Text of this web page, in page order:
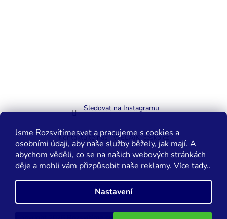
Jsme Rozsvitimesvet a pracujeme s cookies a
osobními údaji, aby naše služby běžely, jak mají. A
abychom věděli, co se na našich webových stránkách
děje a mohli vám přizpůsobit naše reklamy. Více tady..
Nastavení
Sledovat na Instagramu
Kontaktujte nás WELAIK-cesko.cz
Vytvořil Shoptet